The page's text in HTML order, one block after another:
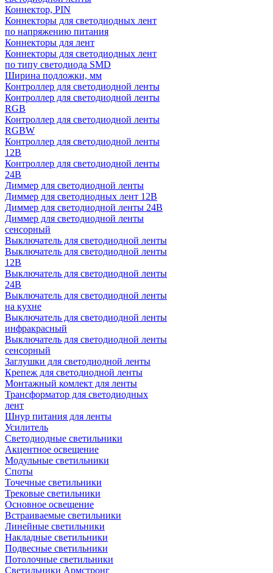
Коннектор, PIN
Коннекторы для светодиодных лент
по напряжению питания
Коннекторы для лент
Коннекторы для светодиодных лент
по типу светодиода SMD
Ширина подложки, мм
Контроллер для светодиодной ленты
Контроллер для светодиодной ленты
RGB
Контроллер для светодиодной ленты
RGBW
Контроллер для светодиодной ленты
12В
Контроллер для светодиодной ленты
24В
Диммер для светодиодной ленты
Диммер для светодиодных лент 12В
Диммер для светодиодной ленты 24В
Диммер для светодиодной ленты
сенсорный
Выключатель для светодиодной ленты
Выключатель для светодиодной ленты
12В
Выключатель для светодиодной ленты
24В
Выключатель для светодиодной ленты
на кухне
Выключатель для светодиодной ленты
инфракрасный
Выключатель для светодиодной ленты
сенсорный
Заглушки для светодиодной ленты
Крепеж для светодиодной ленты
Монтажный комлект для ленты
Трансформатор для светодиодных
лент
Шнур питания для ленты
Усилитель
Светодиодные светильники
Акцентное освещение
Модульные светильники
Споты
Точечные светильники
Трековые светильники
Основное освещение
Встраиваемые светильники
Линейные светильники
Накладные светильники
Подвесные светильники
Потолочные светильники
Светильники Армстронг